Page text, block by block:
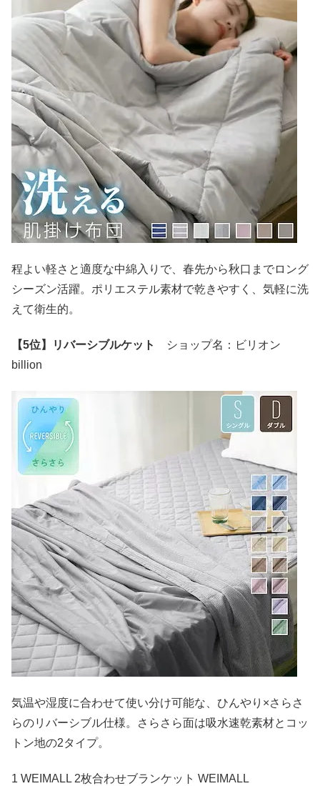
程よい軽さと適度な中綿入りで、春先から秋口までロング
シーズン活躍。ポリエステル素材で乾きやすく、気軽に洗
えて衛生的。
【5位】リバーシブルケット
ショップ名：ビリオン
billion
気温や湿度に合わせて使い分け可能な、ひんやり×さらさ
らのリバーシブル仕様。さらさら面は吸水速乾素材とコッ
トン地の2タイプ。
1 WEIMALL 2枚合わせブランケット WEIMALL